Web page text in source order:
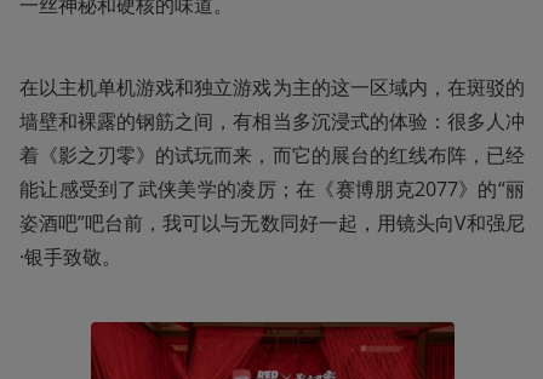
在以主机单机游戏和独立游戏为主的这一区域内，在斑驳的
墙壁和裸露的钢筋之间，有相当多沉浸式的体验：很多人冲
着《影之刃零》的试玩而来，而它的展台的红线布阵，已经
能让感受到了武侠美学的凌厉；在《赛博朋克2077》的“丽
姿酒吧”吧台前，我可以与无数同好一起，用镜头向V和强尼
·银手致敬。